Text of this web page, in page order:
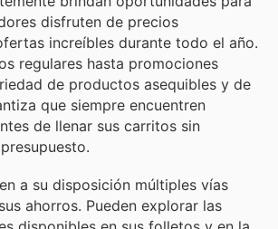
disfruten de precios
increíbles durante todo el año.
regulares hasta promociones
de productos asequibles y de
que siempre encuentren
de llenar sus carritos sin
a su disposición múltiples vías
ahorros. Pueden explorar las